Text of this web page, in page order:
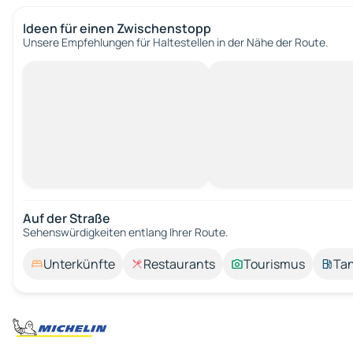
Ideen für einen Zwischenstopp
Unsere Empfehlungen für Haltestellen in der Nähe der Route.
Auf der Straße
Sehenswürdigkeiten entlang Ihrer Route.
Unterkünfte Restaurants Tourismus